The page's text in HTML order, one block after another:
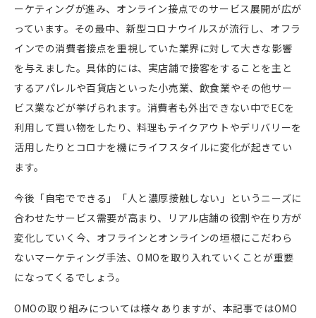
ーケティングが進み、オンライン接点でのサービス展開が広が
っています。その最中、新型コロナウイルスが流行し、オフラ
インでの消費者接点を重視していた業界に対して大きな影響
を与えました。具体的には、実店舗で接客をすることを主と
するアパレルや百貨店といった小売業、飲食業やその他サー
ビス業などが挙げられます。消費者も外出できない中でECを
利用して買い物をしたり、料理もテイクアウトやデリバリーを
活用したりとコロナを機にライフスタイルに変化が起きてい
ます。
今後「自宅でできる」「人と濃厚接触しない」というニーズに
合わせたサービス需要が高まり、リアル店舗の役割や在り方が
変化していく今、オフラインとオンラインの垣根にこだわら
ないマーケティング手法、OMOを取り入れていくことが重要
になってくるでしょう。
OMOの取り組みについては様々ありますが、本記事ではOMO